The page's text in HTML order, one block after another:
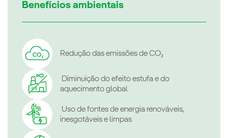
Benefícios ambientais
Redução das emissões de CO₂
Diminuição do efeito estufa e do
aquecimento global
Uso de fontes de energia renováveis,
inesgotáveis e limpas